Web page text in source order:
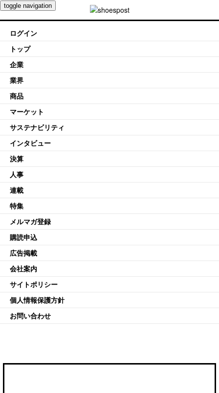
toggle navigation
ログイン
トップ
企業
業界
商品
マーケット
サステナビリティ
インタビュー
決算
人事
連載
特集
メルマガ登録
購読申込
広告掲載
会社案内
サイトポリシー
個人情報保護方針
お問い合わせ